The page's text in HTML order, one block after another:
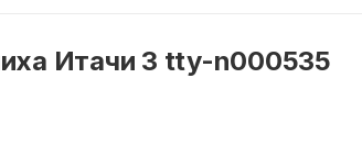
Итачи 3 tty-n000535